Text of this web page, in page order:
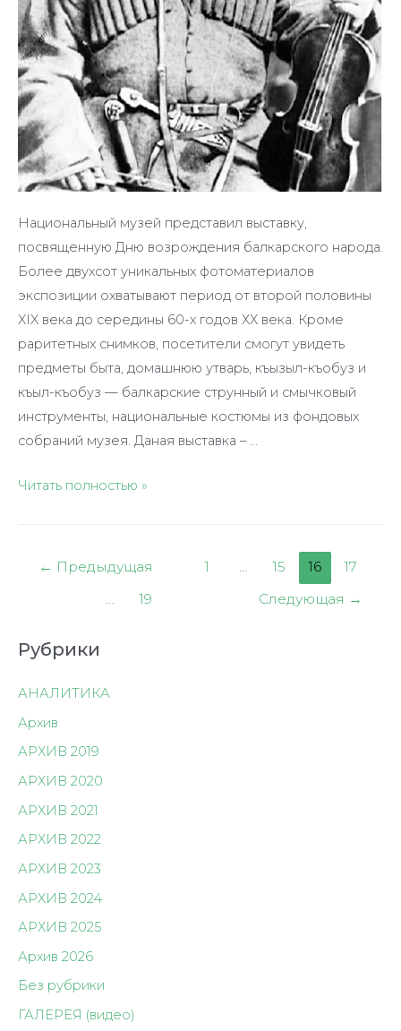
Национальный музей представил выставку,
посвященную Дню возрождения балкарского народа.
Более двухсот уникальных фотоматериалов
экспозиции охватывают период от второй половины
XIX века до середины 60-х годов ХХ века. Кроме
раритетных снимков, посетители смогут увидеть
предметы быта, домашнюю утварь, къызыл-къобуз и
къыл-къобуз — балкарские струнный и смычковый
инструменты, национальные костюмы из фондовых
собраний музея. Даная выставка – …
ИСТОРИЯ
Читать полностью »
Пагинация
← Предыдущая 1 15 16
17
…
19 Следующая →
Рубрики
АНАЛИТИКА
Архив
АРХИВ 2019
АРХИВ 2020
АРХИВ 2021
АРХИВ 2022
АРХИВ 2023
АРХИВ 2024
АРХИВ 2025
Архив 2026
Без рубрики
ГАЛЕРЕЯ (видео)